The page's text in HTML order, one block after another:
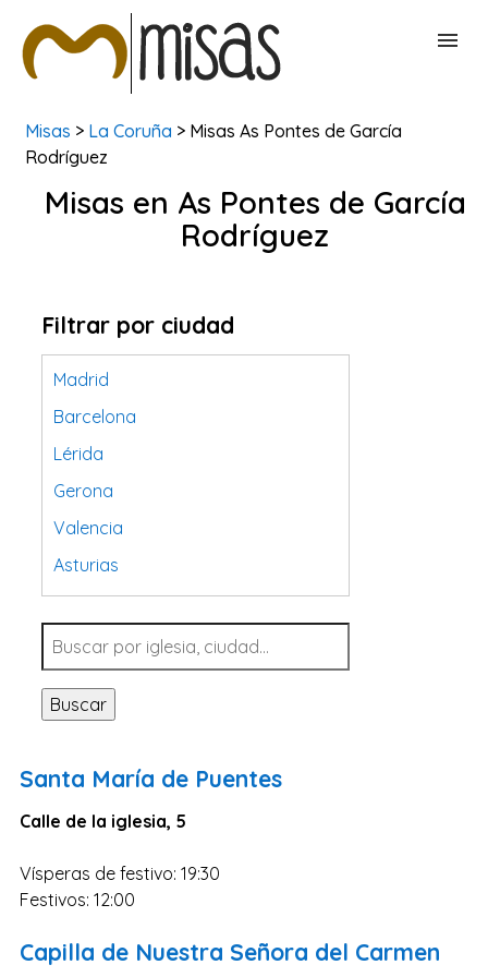
BUSCAR MISAS
CONTACTAR
Misas > La Coruña > Misas As Pontes de García
Rodríguez
Misas en As Pontes de García
Rodríguez
Filtrar por ciudad
Madrid
Barcelona
Lérida
Gerona
Valencia
Asturias
Tarragona
Navarra
Valladolid
Sevilla
Santa Cruz de Tenerife
Cantabria
Islas Baleares
Las Palmas
Buscar
Santa María de Puentes
Calle de la iglesia, 5
Vísperas de festivo: 19:30
Festivos: 12:00
Capilla de Nuestra Señora del Carmen